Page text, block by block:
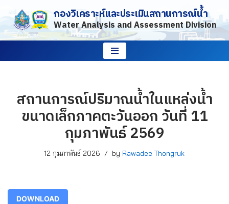
Skip
to
กองวิเคราะห์และประเมินสถานการณ์น้ำ
Water Analysis and Assessment Division
สถานการณ์ปริมาณน้ำในแหล่งน้ำ
ขนาดเล็กภาคตะวันออก วันที่ 11
กุมภาพันธ์ 2569
12 กุมภาพันธ์ 2026 by Rawadee Thongruk
DOWNLOAD